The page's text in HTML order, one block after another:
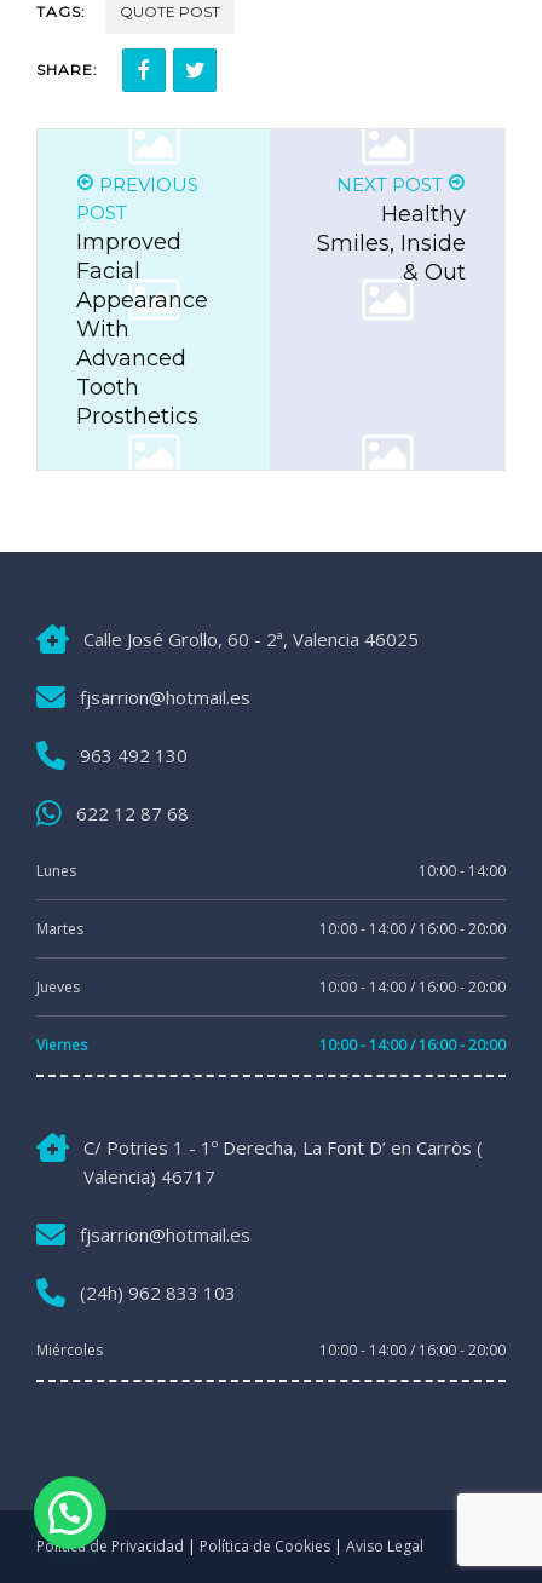
TAGS: QUOTE POST
SHARE:
PREVIOUS
POST
Improved
Facial
Appearance
With
Advanced
Tooth
Prosthetics
NEXT POST
Healthy
Smiles, Inside
& Out
Calle José Grollo, 60 - 2ª, Valencia 46025
fjsarrion@hotmail.es
963 492 130
622 12 87 68
Lunes 10:00 - 14:00
Martes 10:00 - 14:00 / 16:00 - 20:00
Jueves 10:00 - 14:00 / 16:00 - 20:00
Viernes 10:00 - 14:00 / 16:00 - 20:00
C/ Potries 1 - 1º Derecha, La Font D’ en Carròs (
Valencia) 46717
fjsarrion@hotmail.es
(24h) 962 833 103
Miércoles 10:00 - 14:00 / 16:00 - 20:00
Política de Privacidad | Política de Cookies | Aviso Legal